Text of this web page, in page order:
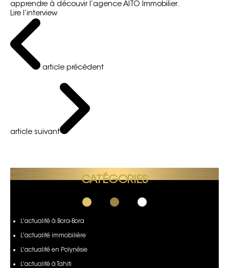
apprendre à découvir l’agence AITO Immobilier.
Lire l’interview
article précédent
article suivant
CATÉGORIES
L'actualité à Bora-Bora
L'actualité immobilière
L'actualité en Polynésie
L'actualité à Tahiti